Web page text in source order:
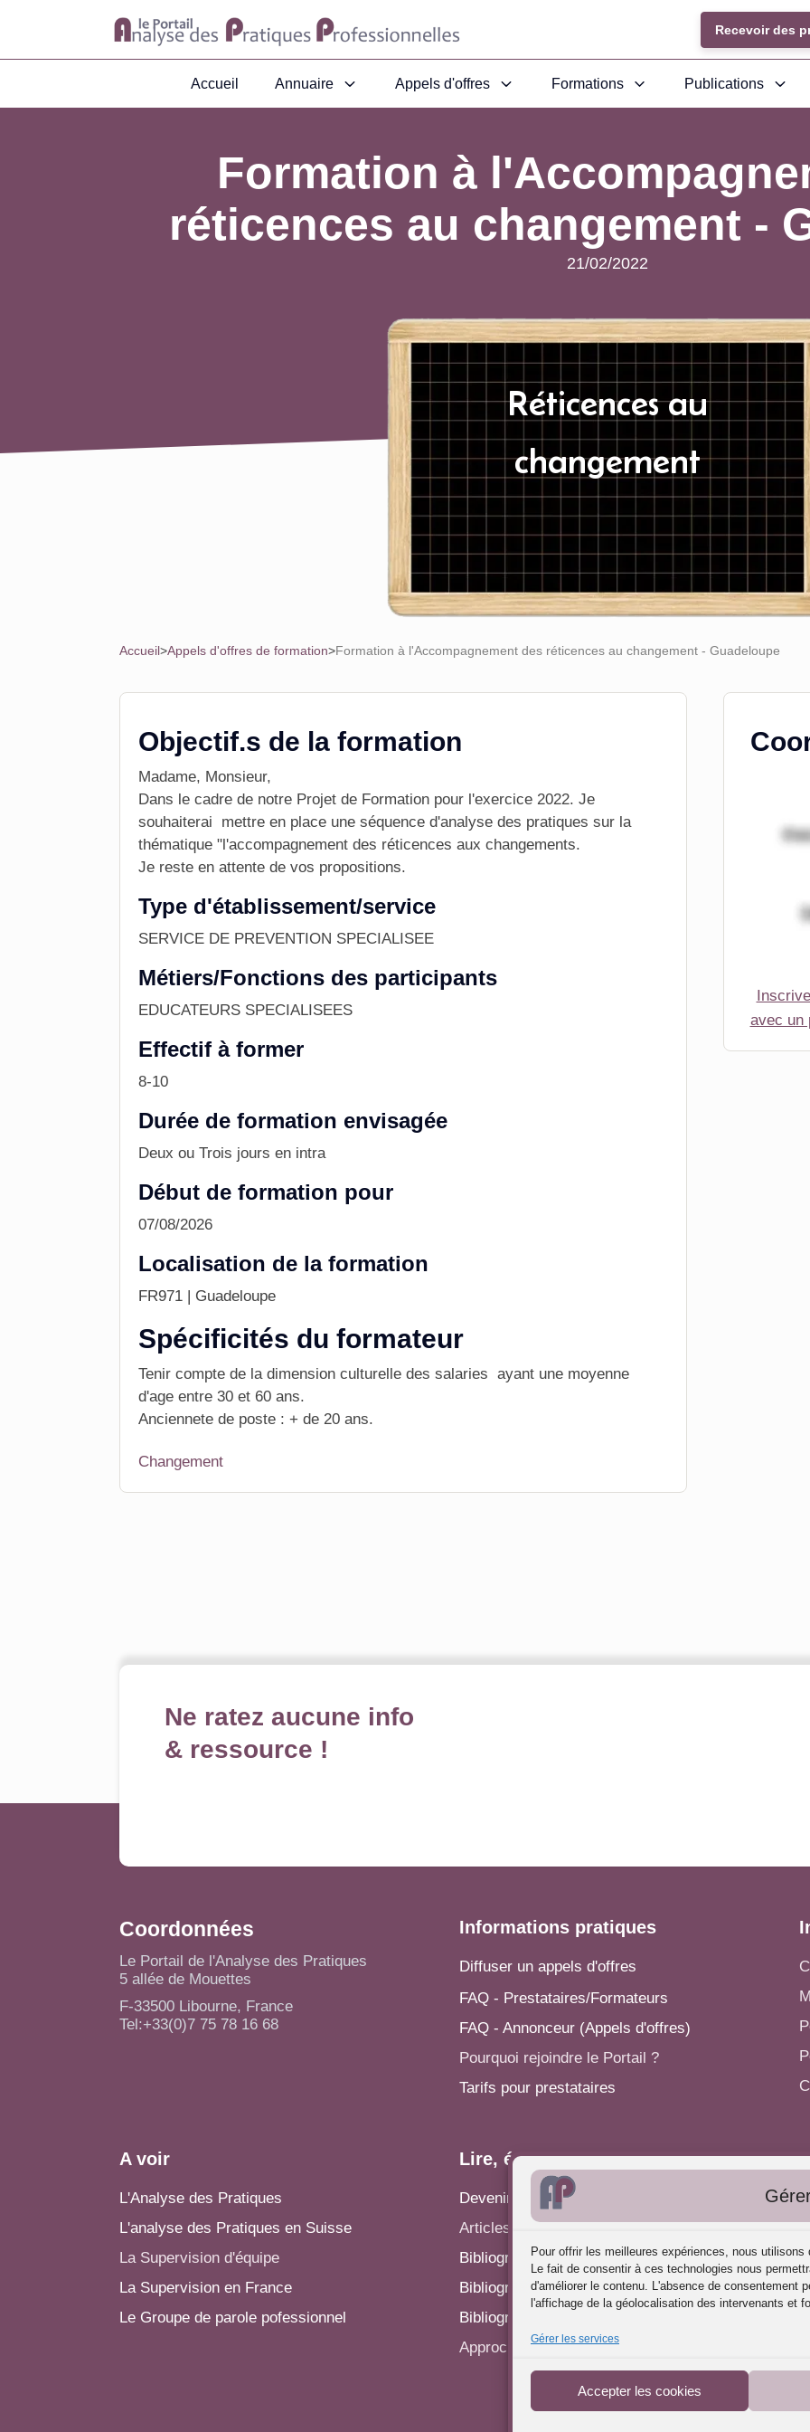
Pour offrir les meilleures expériences, nous
Le fait de consentir à ces technologies nous
d'améliorer le contenu. L'absence de consentement
l'affichage de la géolocalisation des intervenants et
Gérer les services
Accepter les cookies
Recevoir des
Accueil Annuaire Appels d'offres Formations Publications
Formation à
réticences au changement -
21/02/2022
Réticences au
changement
Accueil>Appels d'offres de formation>Formation à l'Accompagnement des réticences au changement - Guadeloupe
Objectif.s de la formation
Madame, Monsieur,
Dans le cadre de notre Projet de Formation pour l'exercice 2022. Je
souhaiterai mettre en place une séquence d'analyse des pratiques sur la
thématique "l'accompagnement des réticences aux changements.
Je reste en attente de vos propositions.
Type d'établissement/service
SERVICE DE PREVENTION SPECIALISEE
Métiers/Fonctions des participants
EDUCATEURS SPECIALISEES
Effectif à former
8-10
Durée de formation envisagée
Deux ou Trois jours en intra
Début de formation pour
07/08/2026
Localisation de la formation
FR971 | Guadeloupe
Spécificités du formateur
Tenir compte de la dimension culturelle des salaries ayant une moyenne
d'age entre 30 et 60 ans.
Anciennete de poste : + de 20 ans.
Changement
avec un
Ne ratez aucune info
& ressource !
Coordonnées
Le Portail de l'Analyse des Pratiques
5 allée de Mouettes
F-33500 Libourne, France
Tel:+33(0)7 75 78 16 68
Informations pratiques
Diffuser un appels d'offres
FAQ - Prestataires/Formateurs
FAQ - Annonceur (Appels d'offres)
Pourquoi rejoindre le Portail ?
Tarifs pour prestataires
A voir
L'Analyse des Pratiques
L'analyse des Pratiques en Suisse
La Supervision d'équipe
La Supervision en France
Le Groupe de parole pofessionnel
Lire, écrire...
Devenir rédacteur
Articles - Actualités
Bibliographie: Analyse des Pratiques
Bibliographie: Supervision
Bibliographie: Autres méthodes
Approches de l'Analyse des pratiques